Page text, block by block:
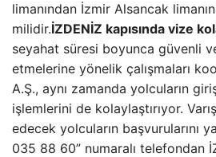
limanından İzmir Alsancak
milidir.İZDENİZ kapısında vize
seyahat süresi boyunca güvenli
etmelerine yönelik çalışmaları
A.Ş., aynı zamanda yolcuların
işlemlerini de kolaylaştırıyor.
edecek yolcuların başvurularını
035 88 60” numaralı telefondan